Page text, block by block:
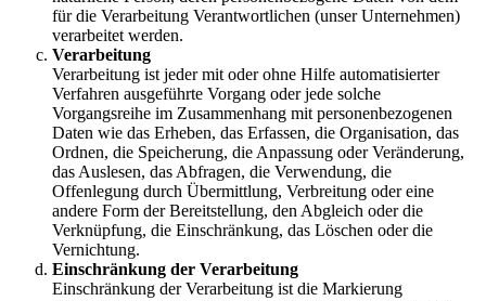
für die Verarbeitung Verantwortlichen (unser Unternehmen)
verarbeitet werden.
Verarbeitung
Verarbeitung ist jeder mit oder ohne Hilfe automatisierter
Verfahren ausgeführte Vorgang oder jede solche
Vorgangsreihe im Zusammenhang mit personenbezogenen
Daten wie das Erheben, das Erfassen, die Organisation, das
Ordnen, die Speicherung, die Anpassung oder Veränderung,
das Auslesen, das Abfragen, die Verwendung, die
Offenlegung durch Übermittlung, Verbreitung oder eine
andere Form der Bereitstellung, den Abgleich oder die
Verknüpfung, die Einschränkung, das Löschen oder die
Vernichtung.
Einschränkung der Verarbeitung
Einschränkung der Verarbeitung ist die Markierung